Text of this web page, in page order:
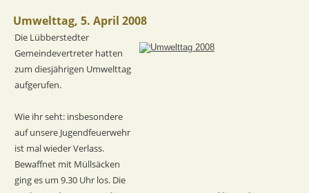
Umwelttag, 5. April 2008
Die Lübberstedter
Gemeindevertreter hatten
zum diesjährigen Umwelttag
aufgerufen.
Wie ihr seht: insbesondere
auf unsere Jugendfeuerwehr
ist mal wieder Verlass.
Bewaffnet mit Müllsäcken
ging es um 9.30 Uhr los. Die